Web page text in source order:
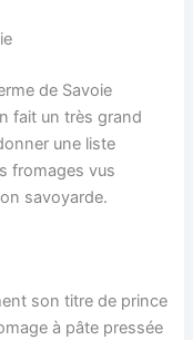
de Savoie
fait un très grand
une liste
fromages vus
savoyarde.
son titre de prince
à pâte pressée